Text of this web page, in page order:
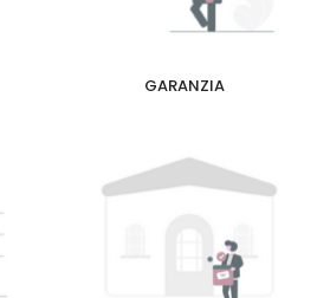
GARANZIA